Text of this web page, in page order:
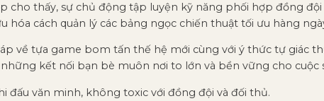
cho thấy, sự chủ động tập luyện kỹ năng phối hợp đồng
hóa cách quản lý các bảng ngọc chiến thuật tối ưu hàng
về tựa game bom tấn thế hệ mới cùng với ý thức tự giác
kết nối bạn bè muôn nơi to lớn và bền vững cho cuộc
đấu văn minh, không toxic với đồng đội và đối thủ.